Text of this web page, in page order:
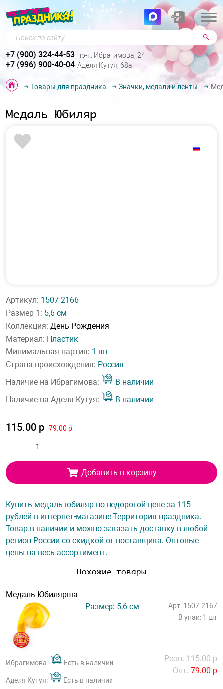
Поиск по сайту
+7 (900) 324-44-53 пр-т. Ибрагимова, 24
+7 (996) 900-40-04 Аделя Кутуя, 68а
Товары для праздника Значки, медали и ленты
Медаль Юбиляр
Артикул: 1507-2166
Размер 1: 5,6 см
Коллекция: День Рождения
Материал: Пластик
Минимальная партия: 1 шт
Страна происхождения: Россия
Наличие на Ибрагимова:
В наличии
Наличие на Аделя Кутуя:
В наличии
115.00 р 79.00 р
Добавить в корзину
Купить медаль юбиляр по недорогой цене за 115
рублей в интернет-магазине Территория праздника.
Товар в наличии и можно заказать доставку в любой
регион России со скидкой от поставщика. Оптовые
цены на весь ассортимент.
Похожие товары
Медаль Юбилярша
Размер: 5,6 см
Арт: 1507-2167
В упак: 1 шт
Ибрагимова: Есть в наличии
Аделя Кутуя: Есть в наличии
Розн. 115.00 р
Опт. 79.00 р